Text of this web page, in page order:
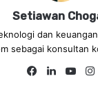
Setiawan
dan
sebagai konsultan
Fa
Lin
Yo